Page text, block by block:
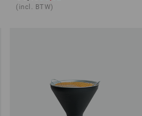
(incl. BTW)